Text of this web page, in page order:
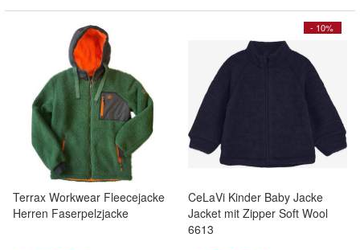
Terrax Workwear Fleecejacke
Herren Faserpelzjacke
- 10%
CeLaVi Kinder Baby Jacke
Jacket mit Zipper Soft Wool
6613